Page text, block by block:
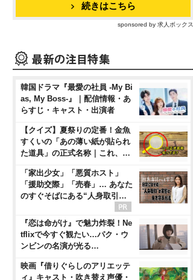
続きはこちら
sponsored by 求人ボックス
韓国ドラマ『最愛の社員 -My Bi
as, My Boss-』｜配信情報・あ
らすじ・キャスト・出演者
【クイズ】夏祭りの定番！金魚
すくいの「あの薄い紙が貼られ
た道具」の正式名称｜これ、…
「家出少女」「悪質ホスト」
「援助交際」「売春」… あなた
のすぐそばにある“人身取引…
『恋は命がけ』で魅力炸裂！Ne
tflixで今すぐ観たい…パク・ウ
ンビンの名演が光る…
映画『借りぐらしのアリエッテ
ィ』キャスト・吹き替え声優・